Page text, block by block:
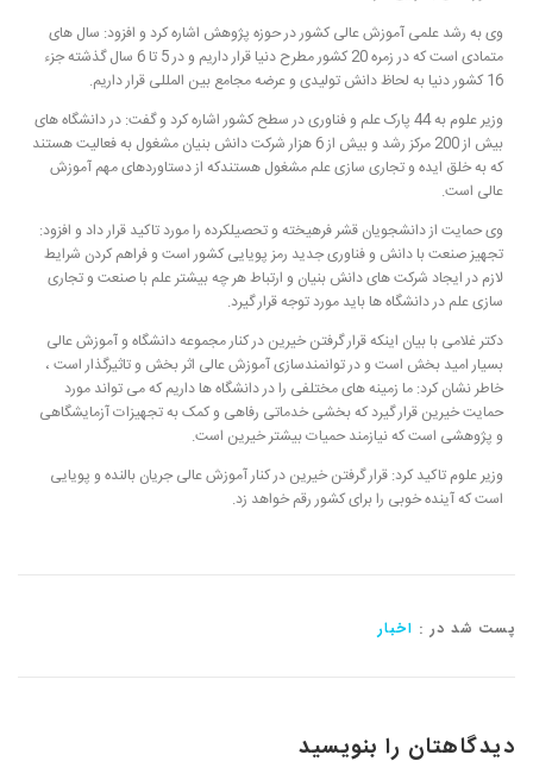
وی به رشد علمی آموزش عالی کشور در حوزه پژوهش اشاره کرد و افزود: سال های
متمادی است که در زمره 20 کشور مطرح دنیا قرار داریم و در 5 تا 6 سال گذشته جزء
16 کشور دنیا به لحاظ دانش تولیدی و عرضه مجامع بین المللی قرار داریم.
وزیر علوم به 44 پارک علم و فناوری در سطح کشور اشاره کرد و گفت: در دانشگاه های
بیش از 200 مرکز رشد و بیش از 6 هزار شرکت دانش بنیان مشغول به فعالیت هستند
که به خلق ایده و تجاری سازی علم مشغول هستندکه از دستاوردهای مهم آموزش
عالی است.
وی حمایت از دانشجویان قشر فرهیخته و تحصیلکرده را مورد تاکید قرار داد و افزود:
تجهیز صنعت با دانش و فناوری جدید رمز پویایی کشور است و فراهم کردن شرایط
لازم در ایجاد شرکت های دانش بنیان و ارتباط هر چه بیشتر علم با صنعت و تجاری
سازی علم در دانشگاه ها باید مورد توجه قرار گیرد.
دکتر غلامی با بیان اینکه قرار گرفتن خیرین در کنار مجموعه دانشگاه و آموزش عالی
بسیار امید بخش است و در توانمندسازی آموزش عالی اثر بخش و تاثیرگذار است ،
خاطر نشان کرد: ما زمینه های مختلفی را در دانشگاه ها داریم که می تواند مورد
حمایت خیرین قرار گیرد که بخشی خدماتی رفاهی و کمک به تجهیزات آزمایشگاهی
و پژوهشی است که نیازمند حمیات بیشتر خیرین است.
وزیر علوم تاکید کرد: قرار گرفتن خیرین در کنار آموزش عالی جریان بالنده و پویایی
است که آینده خوبی را برای کشور رقم خواهد زد.
پست شد در : اخبار
دیدگاهتان را بنویسید